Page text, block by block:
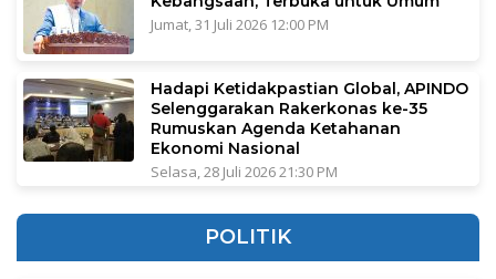
Jumat, 31 Juli 2026 12:00 PM
Hadapi Ketidakpastian Global, APINDO
Selenggarakan Rakerkonas ke-35
Rumuskan Agenda Ketahanan
Ekonomi Nasional
Selasa, 28 Juli 2026 21:30 PM
POLITIK